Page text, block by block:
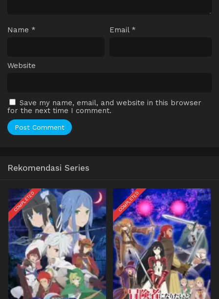
Name * Email *
Website
Save my name, email, and website in this browser
for the next time I comment.
Rekomendasi Series
COMPLETED COMPLETED